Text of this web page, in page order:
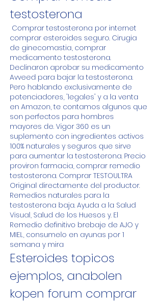
testosterona
comprar esteroides seguro. Cirugia
de ginecomastia, comprar
medicamento testosterona.
Declinaron aprobar su medicamento
Avveed para bajar la testosterona.
Pero hablando exclusivamente de
potenciadores, 'legales' y a la venta
en Amazon, te contamos algunos que
son perfectos para hombres
mayores de. Vigor 360 es un
suplemento con ingredientes activos
100% naturales y seguros que sirve
para aumentar la testosterona. Precio
proviron farmacia, comprar remedio
testosterona. Comprar TESTOULTRA
Original directamente del productor.
Remedios naturales para la
testosterona baja. Ayuda a la Salud
Visual, Salud de los Huesos y. El
Remedio definitivo brebaje de AJO y
MIEL, consumelo en ayunas por 1
semana y mira
Esteroides topicos
ejemplos, anabolen
kopen forum comprar